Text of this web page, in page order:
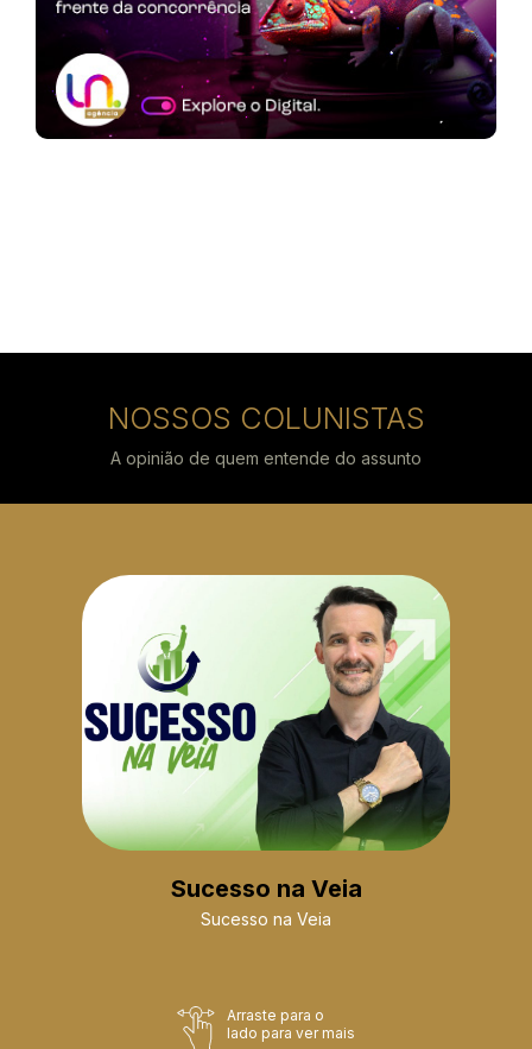
NOSSOS COLUNISTAS
A opinião de quem entende do assunto
Sucesso na Veia
Sucesso na Veia
Arraste para o
lado para ver mais